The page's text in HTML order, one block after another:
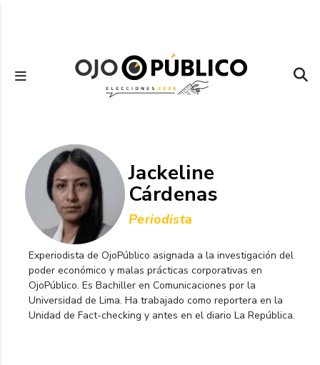
contenido
Jackeline
Cárdenas
Periodista
Experiodista de OjoPúblico asignada a la investigación del
poder económico y malas prácticas corporativas en
OjoPúblico. Es Bachiller en Comunicaciones por la
Universidad de Lima. Ha trabajado como reportera en la
Unidad de Fact-checking y antes en el diario La República.